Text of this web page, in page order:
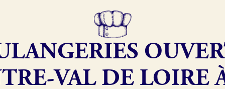
Offres d’emploi
Fonds de commerce
Actualités
VAL DE LOIRE